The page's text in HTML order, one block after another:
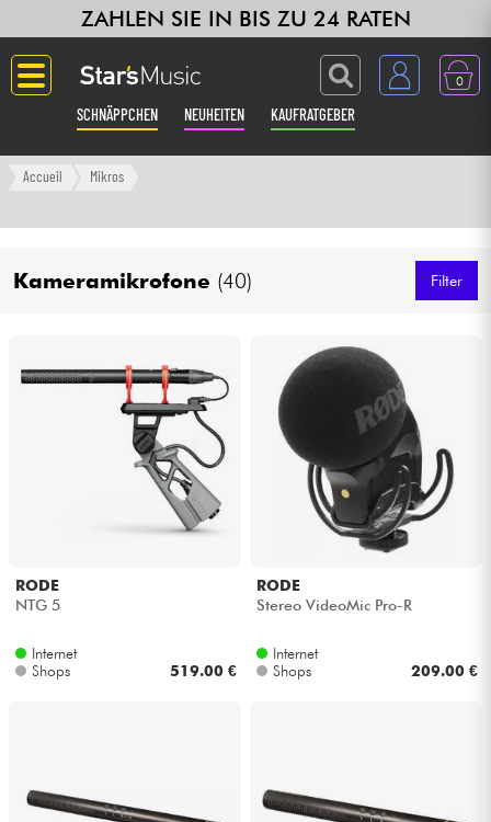
ZAHLEN SIE IN BIS ZU 24 RATEN
0
SCHNÄPPCHEN NEUHEITEN KAUFRATGEBER
Langue
Verstärker & Effekte
Synths & samplers
Drums
Accueil Mikros
Kame­ra­mi­kro­fone (40) Filter
RODE
NTG 5
Internet
Shops
519.00 €
RODE
Stereo VideoMic Pro-R
Internet
Shops
209.00 €